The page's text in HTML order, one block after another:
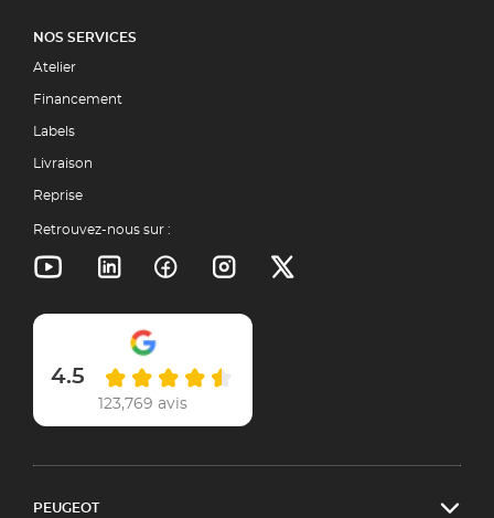
NOS SERVICES
Atelier
Financement
Labels
Livraison
Reprise
Retrouvez-nous sur :
4.5
123,769 avis
PEUGEOT